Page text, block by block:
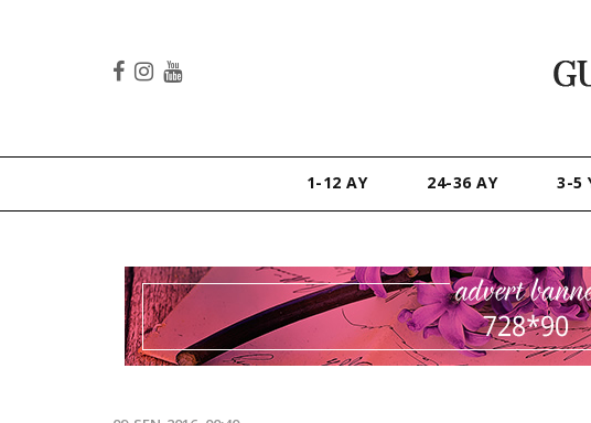
1-12 AY 24-36 AY 3-5